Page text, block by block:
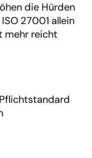
die Hürden
27001 allein
mehr reicht